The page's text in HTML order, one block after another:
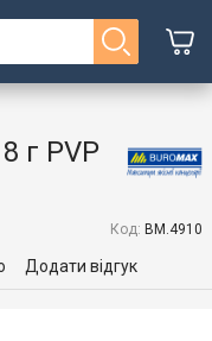
г PVP
Код: BM.4910
Додати відгук